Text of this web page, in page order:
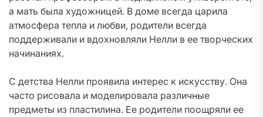
а мать была художницей. В доме всегда царила
атмосфера тепла и любви, родители всегда
поддерживали и вдохновляли Нелли в ее творческих
начинаниях.
С детства Нелли проявила интерес к искусству. Она
часто рисовала и моделировала различные
предметы из пластилина. Ее родители поощряли ее